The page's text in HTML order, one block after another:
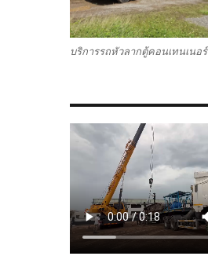
บริการรถหัวลากตู้คอนเทนเนอร์